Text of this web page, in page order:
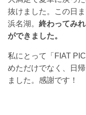
抜けました。この日
浜名湖。 終わってみ
ができました。
私にとって「FIAT
めただけでなく、日
ました。感謝です！